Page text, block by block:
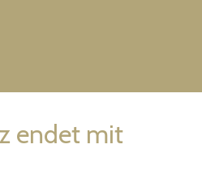
endet mit